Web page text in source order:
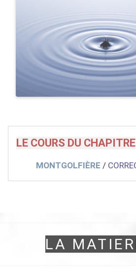
LE COURS DU CHAPITRE
MONTGOLFIÈRE /
LA